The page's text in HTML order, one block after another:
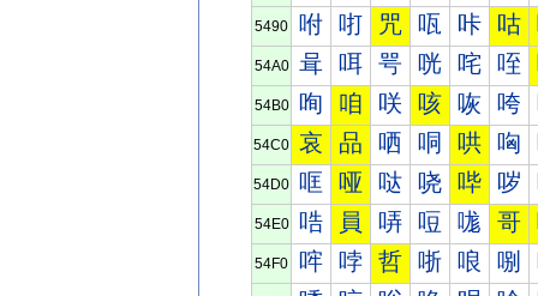
5490 咐 咑 咒 咓 咔 咕
54A0 咠 咡 咢 咣 咤 咥
54B0 咰 咱 咲 咳 咴 咵
54C0 哀 品 哂 哃 哄 哅
54D0 哐 哑 哒 哓 哔 哕
54E0 哠 員 哢 哣 哤 哥
54F0 哰 哱 哲 哳 哴 哵